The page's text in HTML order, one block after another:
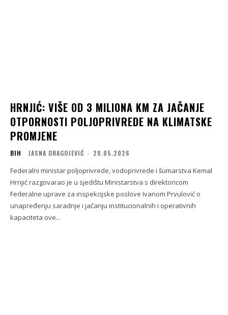
HRNJIĆ: VIŠE OD 3 MILIONA KM ZA JAČANJE
OTPORNOSTI POLJOPRIVREDE NA KLIMATSKE
PROMJENE
BIH JASNA DRAGOJEVIĆ - 20.05.2026
Federalni ministar poljoprivrede, vodoprivrede i šumarstva Kemal
Hrnjić razgovarao je u sjedištu Ministarstva s direktoricom
Federalne uprave za inspekcijske poslove Ivanom Prvulović o
unapređenju saradnje i jačanju institucionalnih i operativnih
kapaciteta ove...